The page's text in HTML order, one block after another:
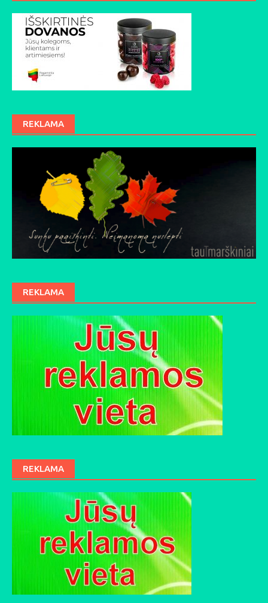
REKLAMA
REKLAMA
REKLAMA